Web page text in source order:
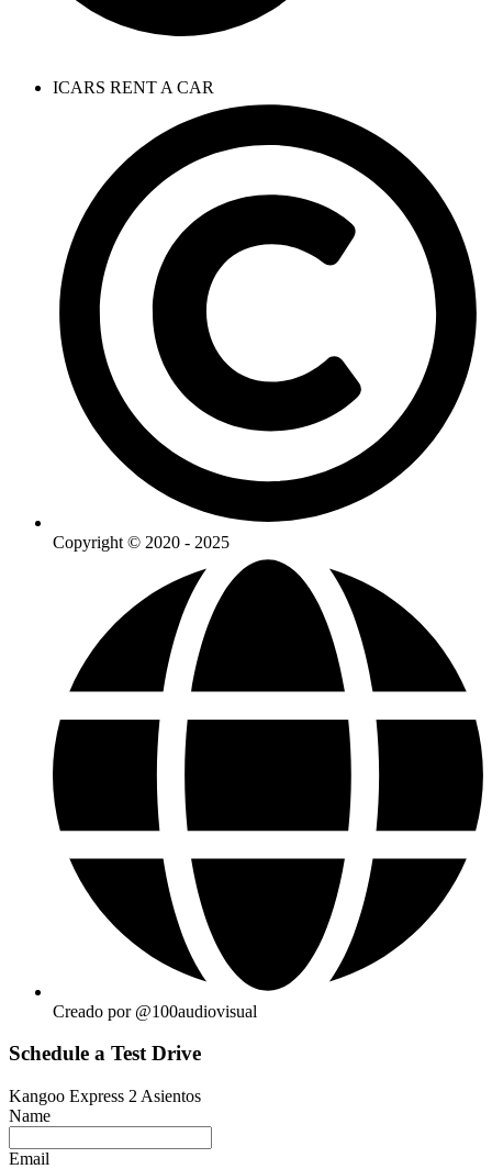
ICARS RENT A CAR
Copyright © 2020 - 2025
Creado por @100audiovisual
Schedule a Test Drive
Kangoo Express 2 Asientos
Name
Email